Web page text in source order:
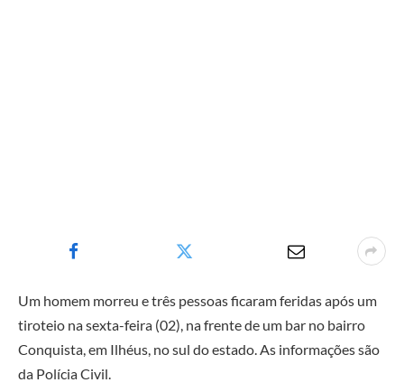
Um homem morreu e três pessoas ficaram feridas após um
tiroteio na sexta-feira (02), na frente de um bar no bairro
Conquista, em Ilhéus, no sul do estado. As informações são
da Polícia Civil.